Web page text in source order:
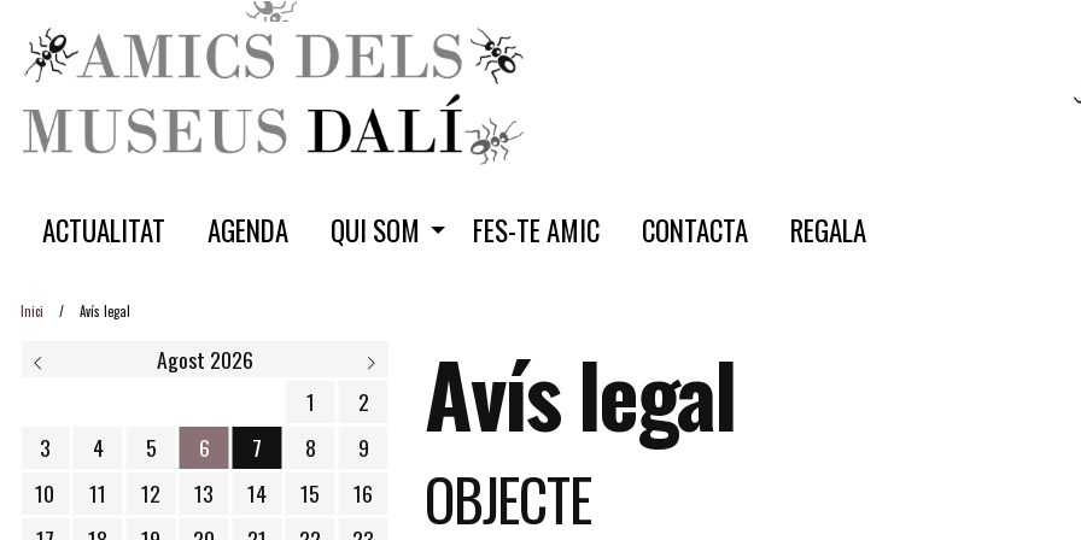
ACTUALITAT AGENDA QUI SOM FES-TE AMIC CONTACTA REGALA
Inici Avís legal
Avís legal
OBJECTE
Agost 2026
1
2
3
4 5
6
Dijous 6 d'agost
7 8
9
10
11 12 13 14 15
16